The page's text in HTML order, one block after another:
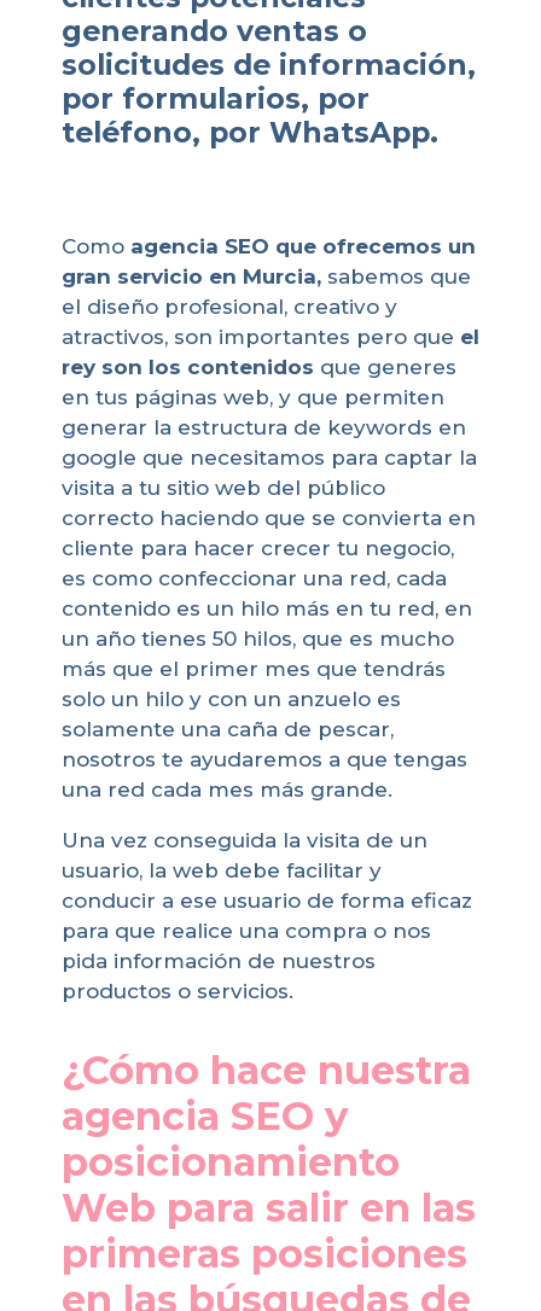
generando ventas o
solicitudes de información,
por formularios, por
teléfono, por WhatsApp.
Como agencia SEO que ofrecemos un
gran servicio en Murcia, sabemos que
el diseño profesional, creativo y
atractivos, son importantes pero que el
rey son los contenidos que generes
en tus páginas web, y que permiten
generar la estructura de keywords en
google que necesitamos para captar la
visita a tu sitio web del público
correcto haciendo que se convierta en
cliente para hacer crecer tu negocio,
es como confeccionar una red, cada
contenido es un hilo más en tu red, en
un año tienes 50 hilos, que es mucho
más que el primer mes que tendrás
solo un hilo y con un anzuelo es
solamente una caña de pescar,
nosotros te ayudaremos a que tengas
una red cada mes más grande.
Una vez conseguida la visita de un
usuario, la web debe facilitar y
conducir a ese usuario de forma eficaz
para que realice una compra o nos
pida información de nuestros
productos o servicios.
¿Cómo hace nuestra
agencia SEO y
posicionamiento
Web para salir en las
primeras posiciones
en las búsquedas de